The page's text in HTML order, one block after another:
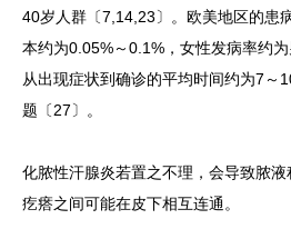
40岁人群〔7,14,23〕。欧美地区的患
本约为0.05%～0.1%，女性发病率约为
从出现症状到确诊的平均时间约为7～
题〔27〕。
化脓性汗腺炎若置之不理，会导致脓液
疙瘩之间可能在皮下相互连通。